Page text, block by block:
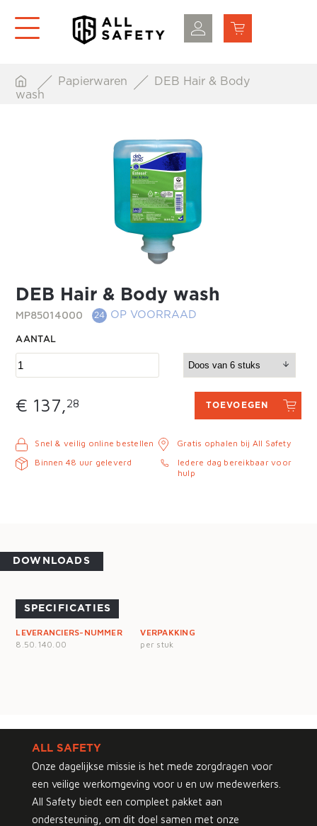
Papierwaren
DEB Hair & Body
wash
DEB Hair & Body wash
MP85014000 24 OP VOORRAAD
AANTAL
€ 137,28 TOEVOEGEN
Snel & veilig online bestellen
Binnen 48 uur geleverd
Gratis ophalen bij All Safety
Iedere dag bereikbaar voor
hulp
DOWNLOADS
SPECIFICATIES
LEVERANCIERS-NUMMER
8.50.140.00
VERPAKKING
per stuk
ALL SAFETY
Onze dagelijkse missie is het mede zorgdragen voor
een veilige werkomgeving voor u en uw medewerkers.
All Safety biedt een compleet pakket aan
ondersteuning, om dit doel samen met onze